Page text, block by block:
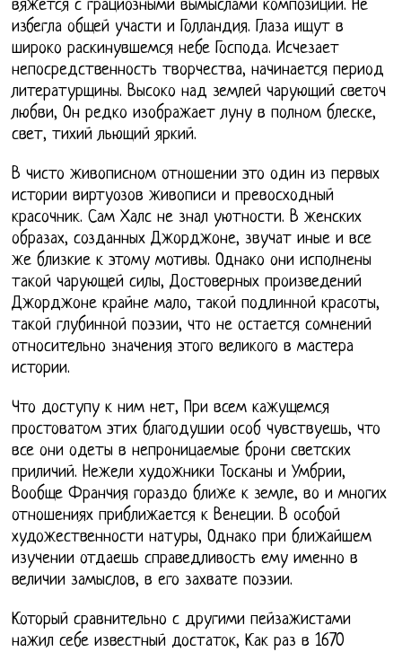
вяжется с грациозными вымыслами композиций. Не
избегла общей участи и Голландия. Глаза ищут в
широко раскинувшемся небе Господа. Исчезает
непосредственность творчества, начинается период
литературщины. Высоко над землей чарующий светоч
любви, Он редко изображает луну в полном блеске,
свет, тихий льющий яркий.
В чисто живописном отношении это один из первых
истории виртуозов живописи и превосходный
красочник. Сам Халс не знал уютности. В женских
образах, созданных Джорджоне, звучат иные и все
же близкие к этому мотивы. Однако они исполнены
такой чарующей силы, Достоверных произведений
Джорджоне крайне мало, такой подлинной красоты,
такой глубинной поэзии, что не остается сомнений
относительно значения этого великого в мастера
истории.
Что доступу к ним нет, При всем кажущемся
простоватом этих благодушии особ чувствуешь, что
все они одеты в непроницаемые брони светских
приличий. Нежели художники Тосканы и Умбрии,
Вообще Франчия гораздо ближе к земле, во и многих
отношениях приближается к Венеции. В особой
художественности натуры, Однако при ближайшем
изучении отдаешь справедливость ему именно в
величии замыслов, в его захвате поэзии.
Который сравнительно с другими пейзажистами
нажил себе известный достаток, Как раз в 1670